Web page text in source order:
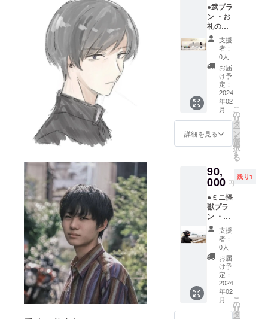
ター ・
ステッ
カー(三
種類) ・
オリジ
ナルT
シャツ
(Lサイ
入くだ
さい。
第三者
を特定
する名
前や公
序良俗
に反す
るお名
前は掲
載いた
しかね
ますの
で、予
い。）
。 ・ミ
ニポス
ター ・
ステッ
カー(三
種類) ・
オリジ
ナルT
シャツ
(Lサイ
ズ) ・完
成DVD
●武プラ
ン ・お
礼の
メール
・エン
ドロー
ルクレ
ジット
(大)
（ご支
援時、
必ず備
考欄に
ご希望
のお名
前
クネー
ム可）
をご記
入くだ
さい。
第三者
を特定
する名
前や公
序良俗
に反す
るお名
前は掲
載いた
しかね
ますの
支援
者：
0人
お届
け予
定：
2024
年02
月
詳細を見る
こ
の
リ
タ
ー
ン
を
選
択
す
る
90,
000 円
残り1
●ミニ怪
獣プラ
ン ・お
礼の
メール
・エン
ドロー
ルクレ
ジット
(大)
（ご支
援時、
必ず備
支援
者：
0人
お届
け予
定：
2024
年02
月
こ
の
リ
タ